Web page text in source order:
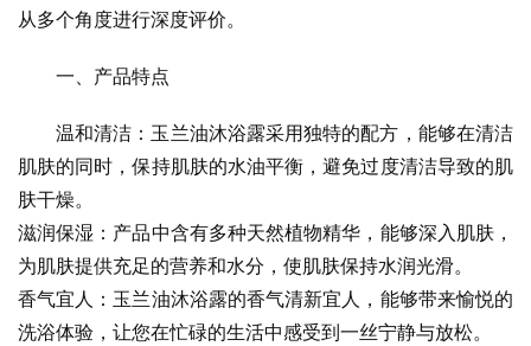
从多个角度进行深度评价。
一、产品特点
温和清洁：玉兰油沐浴露采用独特的配方，能够在清洁
肌肤的同时，保持肌肤的水油平衡，避免过度清洁导致的肌
肤干燥。
滋润保湿：产品中含有多种天然植物精华，能够深入肌肤，
为肌肤提供充足的营养和水分，使肌肤保持水润光滑。
香气宜人：玉兰油沐浴露的香气清新宜人，能够带来愉悦的
洗浴体验，让您在忙碌的生活中感受到一丝宁静与放松。